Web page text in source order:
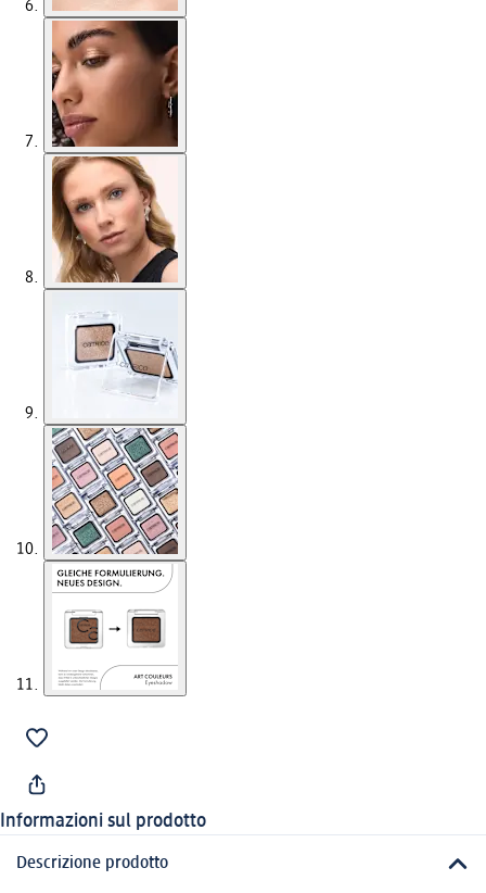
Informazioni sul prodotto
Descrizione prodotto